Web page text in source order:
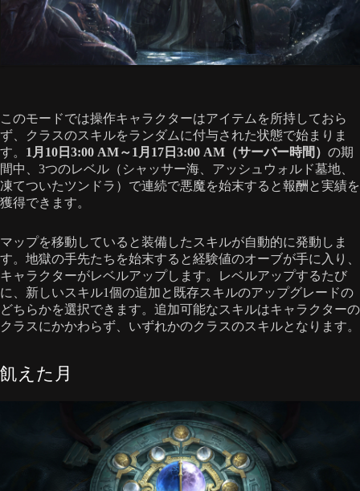
このモードでは操作キャラクターはアイテムを所持しておら
ず、クラスのスキルをランダムに付与された状態で始まりま
す。 1月10日3:00 AM～1月17日3:00 AM（サーバー時間） の期
間中、3つのレベル（シャッサー海、アッシュウォルド墓地、
凍てついたツンドラ）で連続で悪魔を始末すると報酬と実績を
獲得できます。
マップを移動していると装備したスキルが自動的に発動しま
す。地獄の手先たちを始末すると経験値のオーブが手に入り、
キャラクターがレベルアップします。レベルアップするたび
に、新しいスキル1個の追加と既存スキルのアップグレードの
どちらかを選択できます。追加可能なスキルはキャラクターの
クラスにかかわらず、いずれかのクラスのスキルとなります。
飢えた月